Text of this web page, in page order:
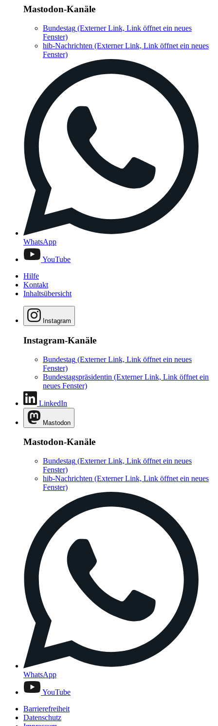
Mastodon-Kanäle
Bundestag (Externer Link, Link öffnet ein neues
Fenster)
hib-Nachrichten (Externer Link, Link öffnet ein neues
Fenster)
WhatsApp
YouTube
Hilfe
Kontakt
Inhaltsübersicht
Instagram
Instagram-Kanäle
Bundestag (Externer Link, Link öffnet ein neues
Fenster)
Bundestagspräsidentin (Externer Link, Link öffnet ein
neues Fenster)
LinkedIn
Mastodon
Mastodon-Kanäle
Bundestag (Externer Link, Link öffnet ein neues
Fenster)
hib-Nachrichten (Externer Link, Link öffnet ein neues
Fenster)
WhatsApp
YouTube
Barrierefreiheit
Datenschutz